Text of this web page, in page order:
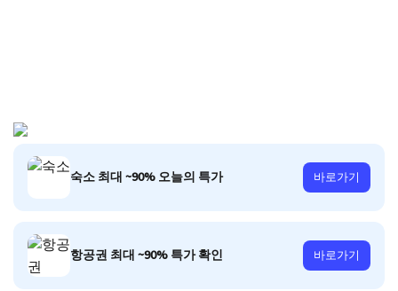
숙소 최대 ~90% 오늘의 특가 바로가기
항공권 최대 ~90% 특가 확인 바로가기